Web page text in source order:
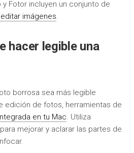
y Fotor incluyen un conjunto de
imágenes.
hacer legible una
borrosa sea más legible
edición de fotos, herramientas de
en tu Mac. Utiliza
mejorar y aclarar las partes de